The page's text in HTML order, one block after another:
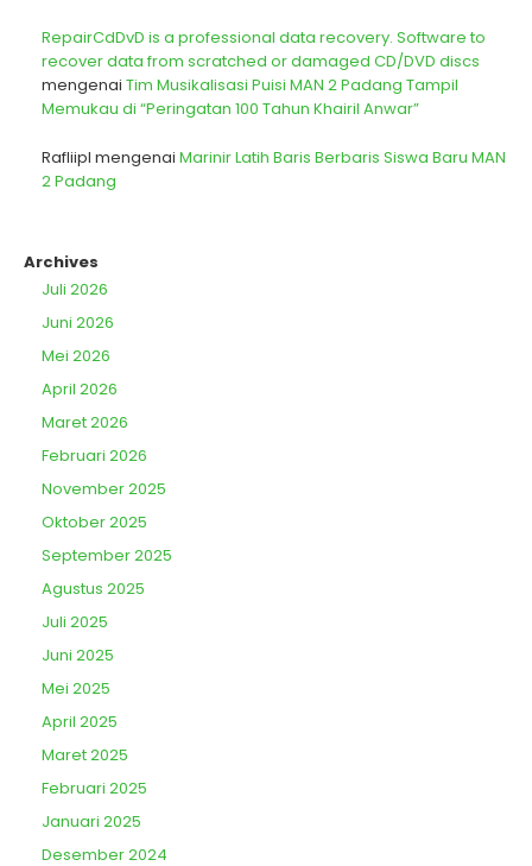
RepairCdDvD is a professional data recovery. Software to
recover data from scratched or damaged CD/DVD discs
mengenai Tim Musikalisasi Puisi MAN 2 Padang Tampil
Memukau di “Peringatan 100 Tahun Khairil Anwar”
Rafliipl mengenai Marinir Latih Baris Berbaris Siswa Baru MAN
2 Padang
Archives
Juli 2026
Juni 2026
Mei 2026
April 2026
Maret 2026
Februari 2026
November 2025
Oktober 2025
September 2025
Agustus 2025
Juli 2025
Juni 2025
Mei 2025
April 2025
Maret 2025
Februari 2025
Januari 2025
Desember 2024